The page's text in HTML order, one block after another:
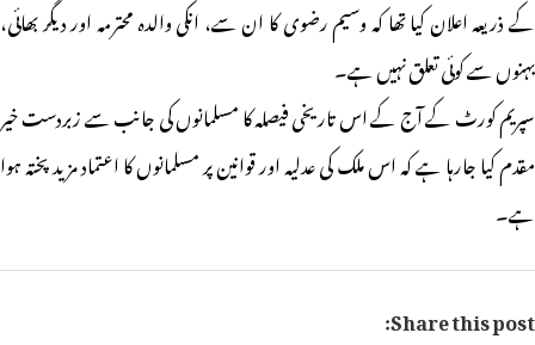
کے ذریعہ اعلان کیا تھا کہ وسیم رضوی کا ان سے، انکی والدہ محترمہ اور دیگر بھائی،
بہنوں سے کوئی تعلق نہیں ہے۔
سپریم کورٹ کے آج کے اس تاریخی فیصلہ کا مسلمانوں کی جانب سے زبردست خیر
مقدم کیا جارہا ہے کہ اس ملک کی عدلیہ اور قوانین پر مسلمانوں کا اعتماد مزید پختہ ہوا
ہے۔
Share this post: